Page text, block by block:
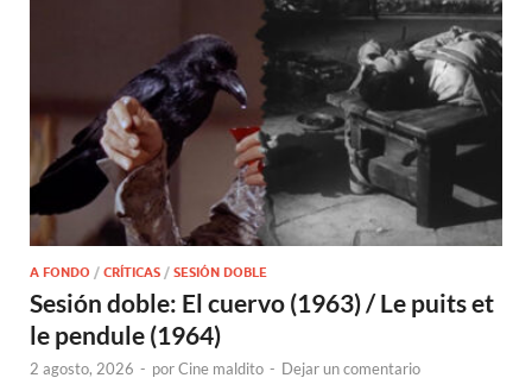
A FONDO / CRÍTICAS / SESIÓN DOBLE
Sesión doble: El cuervo (1963) / Le puits et
le pendule (1964)
2 agosto, 2026 - porCine maldito - Dejar un comentario